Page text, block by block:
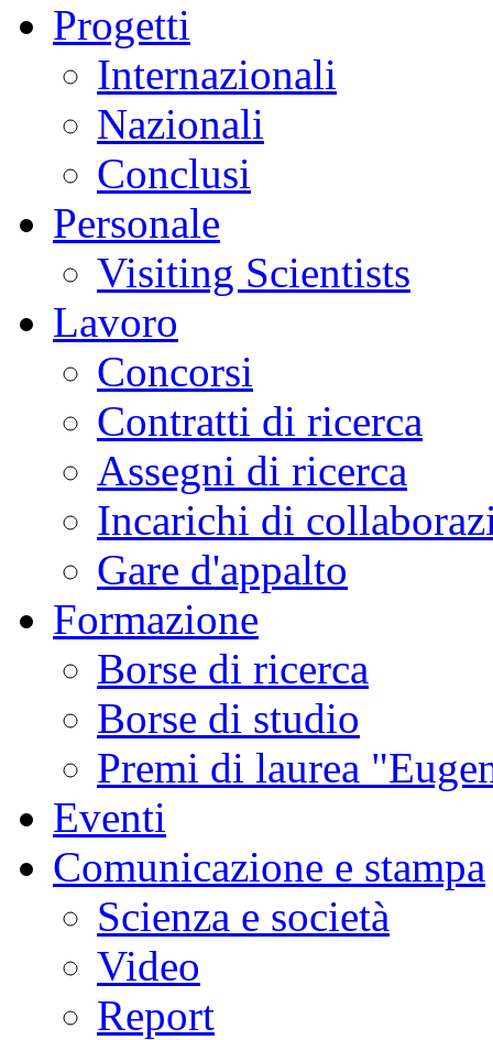
Progetti
Internazionali
Nazionali
Conclusi
Personale
Visiting Scientists
Lavoro
Concorsi
Contratti di ricerca
Assegni di ricerca
Incarichi di
Gare d'appalto
Formazione
Borse di ricerca
Borse di studio
Premi di laurea
Eventi
Comunicazione e stampa
Scienza e società
Video
Report